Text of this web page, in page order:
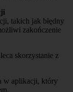
takich jak błędny
zakończenie
skorzystanie z
w aplikacji, który